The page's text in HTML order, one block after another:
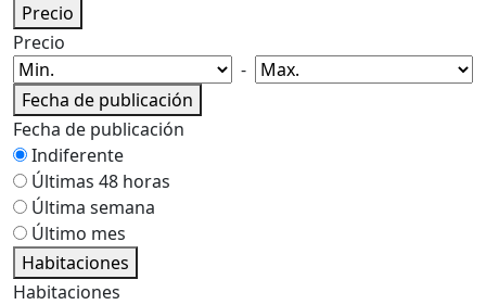
Precio
Precio
-
Fecha de publicación
Fecha de publicación
Indiferente
Últimas 48 horas
Última semana
Último mes
Habitaciones
Habitaciones